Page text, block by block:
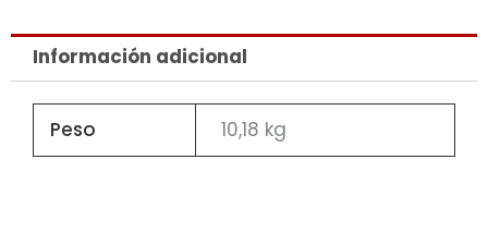
Información adicional
Peso 10,18 kg